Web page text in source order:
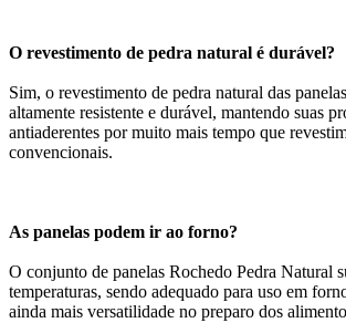
O revestimento de pedra natural é durável?
Sim, o revestimento de pedra natural das
altamente resistente e durável, mantendo suas
antiaderentes por muito mais tempo que
convencionais.
As panelas podem ir ao forno?
O conjunto de panelas Rochedo Pedra Natural
temperaturas, sendo adequado para uso em
ainda mais versatilidade no preparo dos